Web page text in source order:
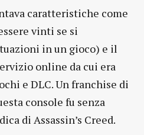
caratteristiche come
vinti se si
in un gioco) e il
online da cui era
e DLC. Un franchise di
console fu senza
di Assassin’s Creed.